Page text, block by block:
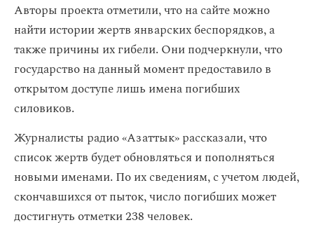
Авторы проекта отметили, что на сайте можно
найти истории жертв январских беспорядков, а
также причины их гибели. Они подчеркнули, что
государство на данный момент предоставило в
открытом доступе лишь имена погибших
силовиков.
Журналисты радио «Азаттык» рассказали, что
список жертв будет обновляться и пополняться
новыми именами. По их сведениям, с учетом людей,
скончавшихся от пыток, число погибших может
достигнуть отметки 238 человек.